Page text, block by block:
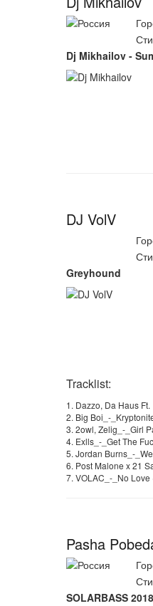
Dj Mikhailov -
DJ VolV
Greyhound
Tracklist:
1. Dazzo, Da Haus
2. Big Boi_-
3. 2owl, Zelig_-_Girl
4. Exlls_-_Get The
5. Jordan Burns_-
6. Post Malone x 21
7. VOLAC_-_No
Pasha
SOLARBASS 2018